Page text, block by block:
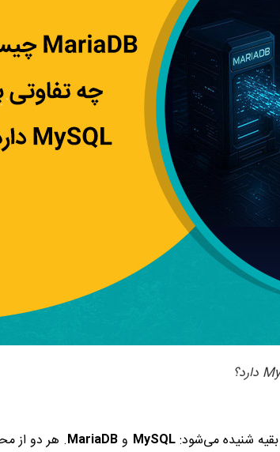
بقیه شنیده می‌شود:MySQL و MariaDB. هر دو از